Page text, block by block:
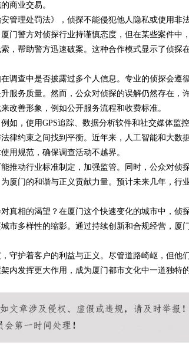
商业交易。
管理处罚法》，侦探不能侵犯他人隐私或使用非
门警方对侦探行业持谨慎态度，但在某些案件中
，帮助警方迅速破案。这种合作模式显示了侦探
调查中是否披露过多个人信息。专业的侦探会遵
服务质量。然而，公众对侦探的误解仍然存在，
改善形象，例如公开服务流程和收费标准。
如，使用GPS追踪、数据分析软件和社交媒体监
律约束之间找到平衡。近年来，人工智能和大数
用规范，确保调查活动不越界。
推动行业标准制定，加强监管。同时，公众对侦
厦门的和谐与正义贡献力量。预计未来几年，行
真相的渴望？在厦门这个快速变化的城市中，侦
市多样性的缩影。通过持续创新和合规经营，厦
守护着客户的利益与正义。尽管道路崎岖，但他
内发挥更大作用，成为厦门都市文化中一道独特